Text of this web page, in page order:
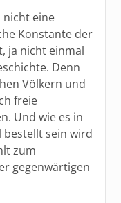
nicht eine
Konstante der
ja nicht einmal
Denn
Völkern und
freie
Und wie es in
bestellt sein wird
zum
gegenwärtigen